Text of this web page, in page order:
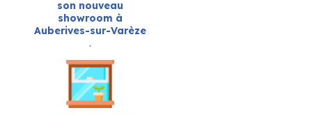
son nouveau
showroom à
Auberives-sur-Varèze
.